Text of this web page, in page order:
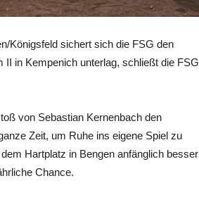
Königsfeld sichert sich die FSG den
II in Kempenich unterlag, schließt die FSG
von Sebastian Kernenbach den
Zeit, um Ruhe ins eigene Spiel zu
Hartplatz in Bengen anfänglich besser
Chance.